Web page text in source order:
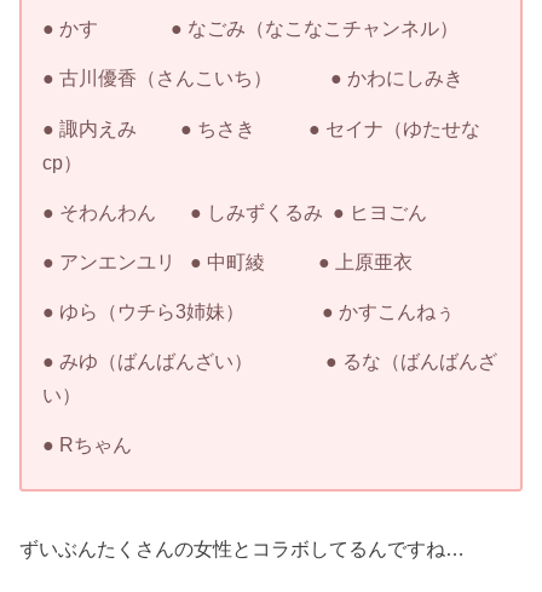
● かす ● なごみ（なこなこチャンネル）
● 古川優香（さんこいち） ● かわにしみき
● 諏内えみ ● ちさき ● セイナ（ゆたせな
cp）
● そわんわん ● しみずくるみ ● ヒヨごん
● アンエンユリ ● 中町綾 ● 上原亜衣
● ゆら（ウチら3姉妹） ● かすこんねぅ
● みゆ（ばんばんざい） ● るな（ばんばんざ
い）
● Rちゃん
ずいぶんたくさんの女性とコラボしてるんですね…